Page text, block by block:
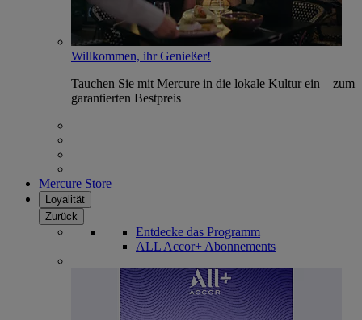
Willkommen, ihr Genießer!
Tauchen Sie mit Mercure in die lokale Kultur ein – zum
garantierten Bestpreis
Mercure Store
Loyalität
Zurück
Entdecke das Programm
ALL Accor+ Abonnements